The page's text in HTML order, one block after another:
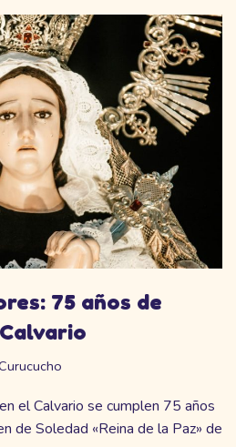
75 años de
el Calvario se cumplen 75 años
de Soledad «Reina de la Paz» de